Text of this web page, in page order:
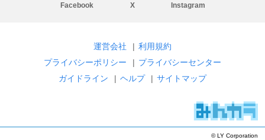
Facebook X Instagram
運営会社 | 利用規約
プライバシーポリシー
| プライバシーセンター
ガイドライン
| ヘルプ | サイトマップ
© LY Corporation